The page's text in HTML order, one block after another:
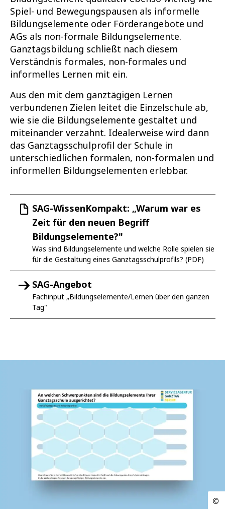
Spiel- und Bewegungspausen als informelle
Bildungselemente oder Förderangebote und
AGs als non-formale Bildungselemente.
Ganztagsbildung schließt nach diesem
Verständnis formales, non-formales und
informelles Lernen mit ein.
Aus den mit dem ganztägigen Lernen
verbundenen Zielen leitet die Einzelschule ab,
wie sie die Bildungselemente gestaltet und
miteinander verzahnt. Idealerweise wird dann
das Ganztagsschulprofil der Schule in
unterschiedlichen formalen, non-formalen und
informellen Bildungselementen erlebbar.
SAG-WissenKompakt: „Warum war es
Zeit für den neuen Begriff
Bildungselemente?"
Was sind Bildungselemente und welche Rolle spielen sie
für die Gestaltung eines Ganztagsschulprofils? (PDF)
SAG-Angebot
Fachinput „Bildungselemente/Lernen über den ganzen
Tag"